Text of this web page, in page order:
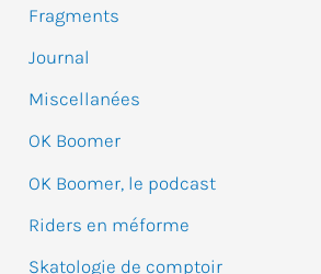
e
r
Fragments
Journal
Miscellanées
OK Boomer
OK Boomer, le podcast
Riders en méforme
Skatologie de comptoir